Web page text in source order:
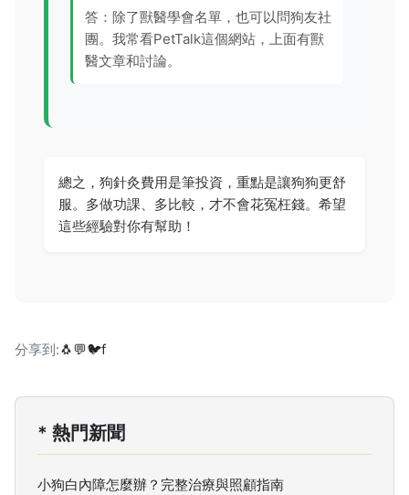
答：除了獸醫學會名單，也可以問狗友社
團。我常看PetTalk這個網站，上面有獸
醫文章和討論。
總之，狗針灸費用是筆投資，重點是讓狗狗更舒
服。多做功課、多比較，才不會花冤枉錢。希望
這些經驗對你有幫助！
分享到:🐧💬🐦f
* 熱門新聞
小狗白內障怎麼辦？完整治療與照顧指南